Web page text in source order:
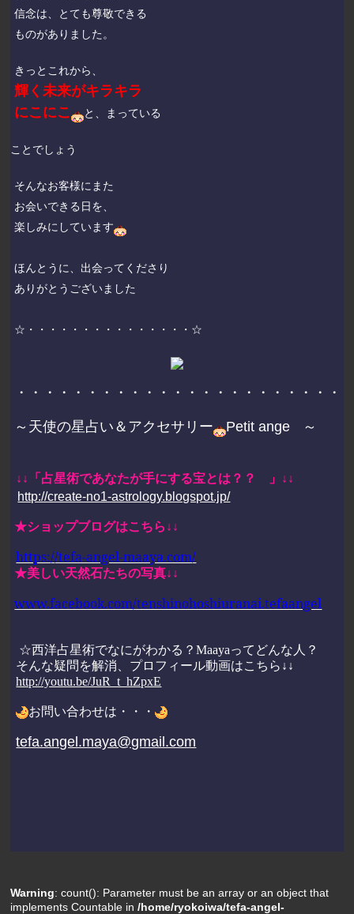
信念は、とても尊敬できる
ものがありました。
きっとこれから、
輝く未来がキラキラ
にこにこ
と、まっている
ことでしょう
そんなお客様にまた
お会いできる日を、
楽しみにしています
ほんとうに、出会ってくださり
ありがとうございました
☆・・・・・・・・・・・・・・・☆
・・・・・・・・・・・・・・・・・・・・・・・
～天使の星占い＆アクセサリー Petit ange ～
↓↓「占星術であなたが手にする宝とは？？
」↓↓
http://create-no1-astrology.blogspot.jp/
★ショップブログはこちら↓↓
https://tefa-angel-maaya.com/
★美しい天然石たちの写真↓↓
www.facebook.com/tenshinohoshiuranai.tefaangel
☆西洋占星術でなにがわかる？Maayaってどんな人？
そんな疑問を解消、プロフィール動画はこちら↓↓
http://youtu.be/JuR_t_hZpxE
お問い合わせは・・・
tefa.angel.maya@gmail.com
Warning: count(): Parameter must be an array or an object that
implements Countable in/home/ryokoiwa/tefa-angel-